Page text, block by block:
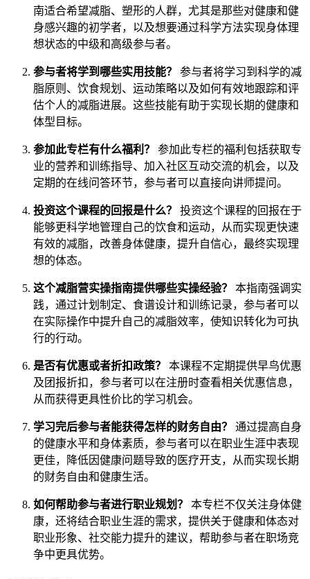
南适合希望减脂、塑形的人群，尤其是那些对健康和健
身感兴趣的初学者，以及想要通过科学方法实现身体理
想状态的中级和高级参与者。
参与者将学到哪些实用技能？
参与者将学习到科学的减
脂原则、饮食规划、运动策略以及如何有效地跟踪和评
估个人的减脂进展。这些技能有助于实现长期的健康和
体型目标。
参加此专栏有什么福利？
参加此专栏的福利包括获取专
业的营养和训练指导、加入社区互动交流的机会，以及
定期的在线问答环节，参与者可以直接向讲师提问。
投资这个课程的回报是什么？
投资这个课程的回报在于
能够更科学地管理自己的饮食和运动，从而实现更快速
有效的减脂，改善身体健康，提升自信心，最终实现理
想的体态。
这个减脂营实操指南提供哪些实操经验？
本指南强调实
践，通过计划制定、食谱设计和训练记录，参与者可以
在实际操作中提升自己的减脂效率，使知识转化为可执
行的行动。
是否有优惠或者折扣政策？
本课程不定期提供早鸟优惠
及团报折扣，参与者可以在注册时查看相关优惠信息，
从而获得更具性价比的学习机会。
学习完后参与者能获得怎样的财务自由？
通过提高自身
的健康水平和身体素质，参与者可以在职业生涯中表现
更佳，降低因健康问题导致的医疗开支，从而实现长期
的财务自由和健康生活。
如何帮助参与者进行职业规划？
本专栏不仅关注身体健
康，还将结合职业生涯的需求，提供关于健康和体态对
职业形象、社交能力提升的建议，帮助参与者在职场竞
争中更具优势。